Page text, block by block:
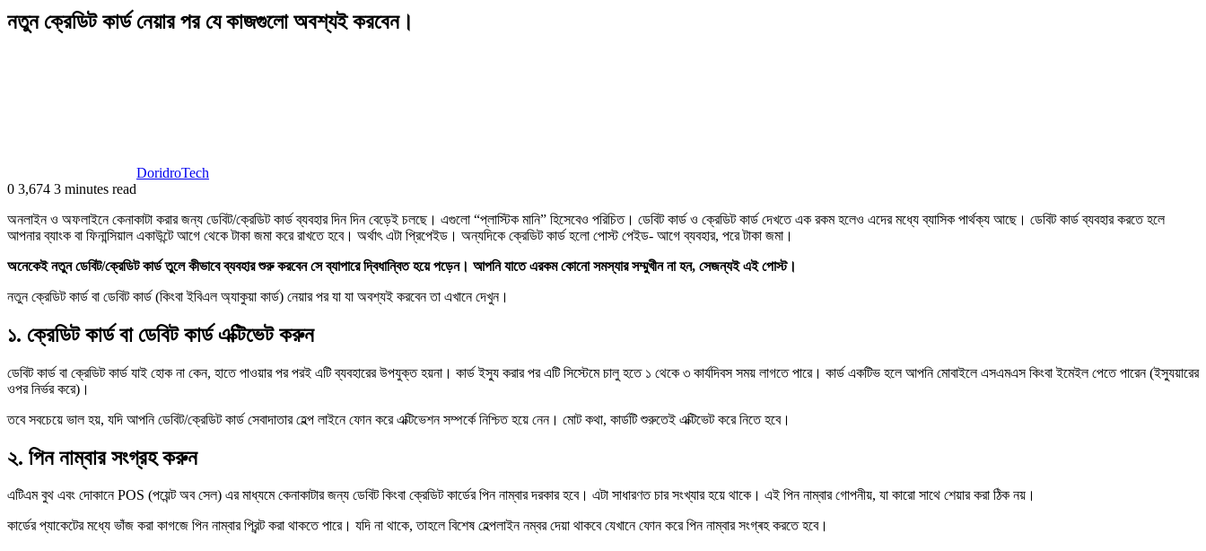
নতুন ক্রেডিট কার্ড নেয়ার পর যে কাজগুলো অবশ্যই করবেন।
DoridroTech
0 3,674 3 minutes read
অনলাইন ও অফলাইনে কেনাকাটা করার জন্য ডেবিট/ক্রেডিট কার্ড ব্যবহার দিন দিন বেড়েই চলছে। এগুলো “প্লাস্টিক মানি” হিসেবেও পরিচিত। ডেবিট কার্ড ও ক্রেডিট কার্ড দেখতে এক রকম হলেও এদের মধ্যে ব্যাসিক পার্থক্য আছে। ডেবিট কার্ড ব্যবহার করতে হলে
আপনার ব্যাংক বা ফিনান্সিয়াল একাউন্টে আগে থেকে টাকা জমা করে রাখতে হবে। অর্থাৎ এটা প্রিপেইড। অন্যদিকে ক্রেডিট কার্ড হলো পোস্ট পেইড- আগে ব্যবহার, পরে টাকা জমা।
অনেকেই নতুন ডেবিট/ক্রেডিট কার্ড তুলে কীভাবে ব্যবহার শুরু করবেন সে ব্যাপারে দ্বিধান্বিত হয়ে পড়েন। আপনি যাতে এরকম কোনো সমস্যার সম্মুখীন না হন, সেজন্যই এই পোস্ট।
নতুন ক্রেডিট কার্ড বা ডেবিট কার্ড (কিংবা ইবিএল অ্যাকুয়া কার্ড) নেয়ার পর যা যা অবশ্যই করবেন তা এখানে দেখুন।
১. ক্রেডিট কার্ড বা ডেবিট কার্ড এক্টিভেট করুন
ডেবিট কার্ড বা ক্রেডিট কার্ড যাই হোক না কেন, হাতে পাওয়ার পর পরই এটি ব্যবহারের উপযুক্ত হয়না। কার্ড ইস্যু করার পর এটি সিস্টেমে চালু হতে ১ থেকে ৩ কার্যদিবস সময় লাগতে পারে। কার্ড একটিভ হলে আপনি মোবাইলে এসএমএস কিংবা ইমেইল পেতে পারেন (ইস্যুয়ারের
ওপর নির্ভর করে)।
তবে সবচেয়ে ভাল হয়, যদি আপনি ডেবিট/ক্রেডিট কার্ড সেবাদাতার হেল্প লাইনে ফোন করে এক্টিভেশন সম্পর্কে নিশ্চিত হয়ে নেন। মোট কথা, কার্ডটি শুরুতেই এক্টিভেট করে নিতে হবে।
২. পিন নাম্বার সংগ্রহ করুন
এটিএম বুথ এবং দোকানে POS (পয়েন্ট অব সেল) এর মাধ্যমে কেনাকাটার জন্য ডেবিট কিংবা ক্রেডিট কার্ডের পিন নাম্বার দরকার হবে। এটা সাধারণত চার সংখ্যার হয়ে থাকে। এই পিন নাম্বার গোপনীয়, যা কারো সাথে শেয়ার করা ঠিক নয়।
কার্ডের প্যাকেটের মধ্যে ভাঁজ করা কাগজে পিন নাম্বার প্রিন্ট করা থাকতে পারে। যদি না থাকে, তাহলে বিশেষ হেল্পলাইন নম্বর দেয়া থাকবে যেখানে ফোন করে পিন নাম্বার সংগ্ৰহ করতে হবে।